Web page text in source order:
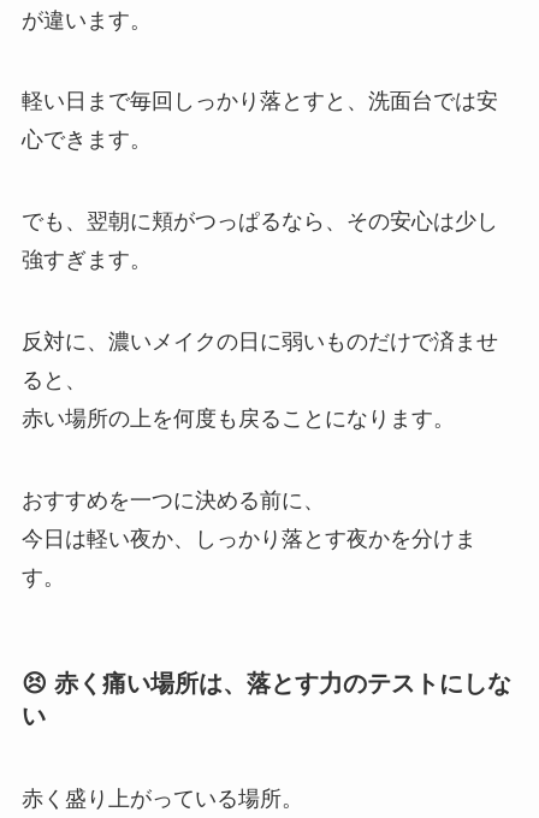
が違います。
軽い日まで毎回しっかり落とすと、洗面台では安
心できます。
でも、翌朝に頬がつっぱるなら、その安心は少し
強すぎます。
反対に、濃いメイクの日に弱いものだけで済ませ
ると、
赤い場所の上を何度も戻ることになります。
おすすめを一つに決める前に、
今日は軽い夜か、しっかり落とす夜かを分けま
す。
😣 赤く痛い場所は、落とす力のテストにしな
い
赤く盛り上がっている場所。